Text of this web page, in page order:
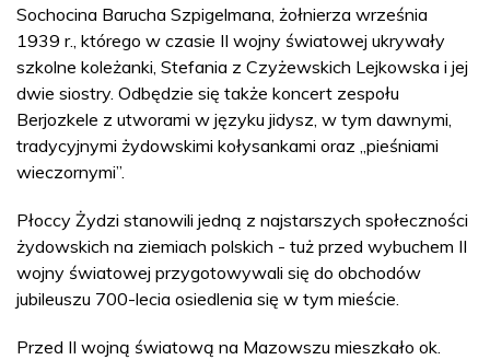
Sochocina Barucha Szpigelmana, żołnierza września
1939 r., którego w czasie II wojny światowej ukrywały
szkolne koleżanki, Stefania z Czyżewskich Lejkowska i jej
dwie siostry. Odbędzie się także koncert zespołu
Berjozkele z utworami w języku jidysz, w tym dawnymi,
tradycyjnymi żydowskimi kołysankami oraz „pieśniami
wieczornymi”.
Płoccy Żydzi stanowili jedną z najstarszych społeczności
żydowskich na ziemiach polskich - tuż przed wybuchem II
wojny światowej przygotowywali się do obchodów
jubileuszu 700-lecia osiedlenia się w tym mieście.
Przed II wojną światową na Mazowszu mieszkało ok.